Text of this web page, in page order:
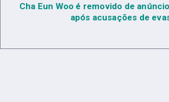
Cha Eun Woo é removido de
após acusações de